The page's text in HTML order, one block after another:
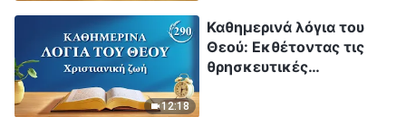
12:18
Καθημερινά λόγια του
Θεού: Εκθέτοντας τις
θρησκευτικές